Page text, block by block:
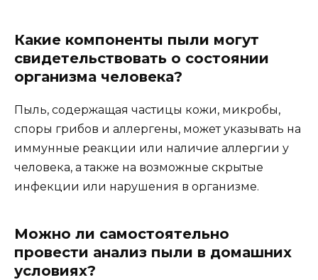
Какие компоненты пыли могут
свидетельствовать о состоянии
организма человека?
Пыль, содержащая частицы кожи, микробы,
споры грибов и аллергены, может указывать на
иммунные реакции или наличие аллергии у
человека, а также на возможные скрытые
инфекции или нарушения в организме.
Можно ли самостоятельно
провести анализ пыли в домашних
условиях?